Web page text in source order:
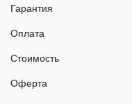
Гарантия
Оплата
Стоимость
Оферта